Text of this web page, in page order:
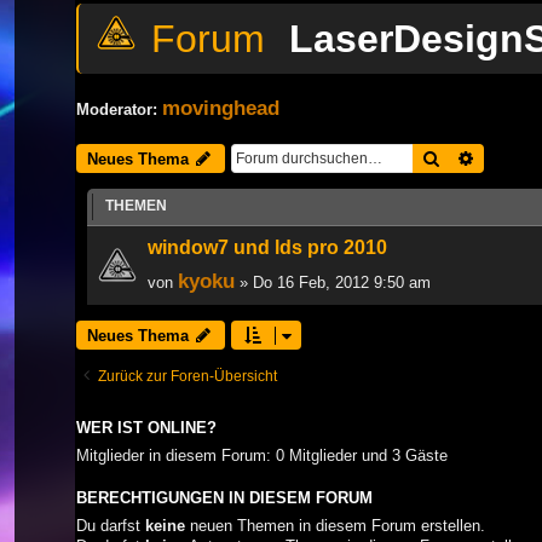
Moderator: movinghead
Neues Thema Suche
THEMEN
window7 und lds pro 2010
von kyoku » Do 16 Feb, 2012 9:50 am
Neues Thema
Zurück zur Foren-Übersicht
WER IST ONLINE?
Mitglieder in diesem Forum: 0 Mitglieder und 3 Gäste
BERECHTIGUNGEN IN DIESEM FORUM
Du darfst keine neuen Themen in diesem Forum erstellen.